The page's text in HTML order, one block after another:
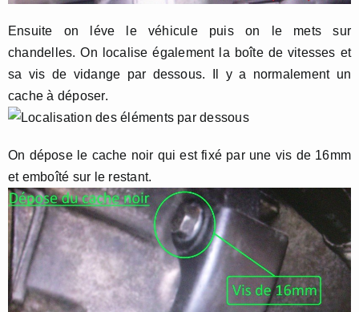
Ensuite on léve le véhicule puis on le mets sur
chandelles. On localise également la boîte de vitesses et
sa vis de vidange par dessous. Il y a normalement un
cache à déposer.
On dépose le cache noir qui est fixé par une vis de 16mm
et emboîté sur le restant.